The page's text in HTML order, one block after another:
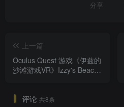
分享
上一篇
Oculus Quest 游戏《伊兹的
沙滩游戏VR》Izzy's Beach
评论 共8条